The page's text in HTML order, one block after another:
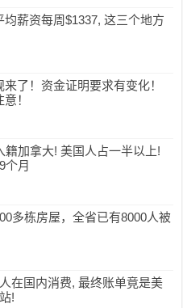
均薪资每周$1337, 这三个地方
了！资金证明要求有变化！
！
籍加拿大! 美国人占一半以上!
个月
多栋房屋，全省已有8000人被
在国内消费, 最终账单竟是美
!